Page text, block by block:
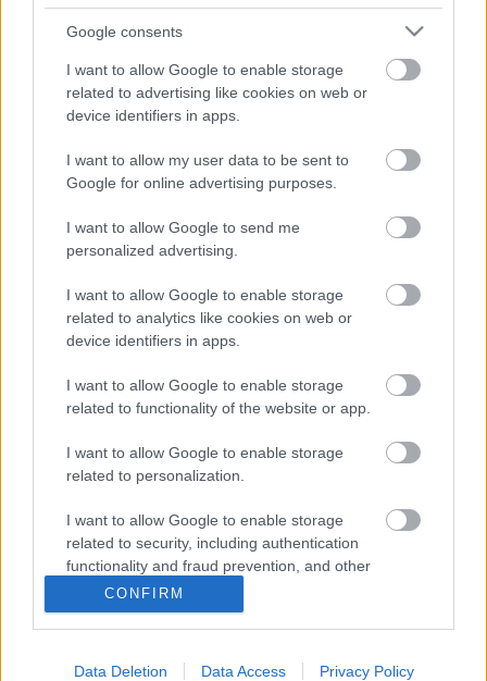
Google consents
I want to allow Google to enable storage
related to advertising like cookies on web or
device identifiers in apps.
I want to allow my user data to be sent to
Google for online advertising purposes.
I want to allow Google to send me
personalized advertising.
I want to allow Google to enable storage
related to analytics like cookies on web or
device identifiers in apps.
I want to allow Google to enable storage
related to functionality of the website or app.
I want to allow Google to enable storage
related to personalization.
I want to allow Google to enable storage
related to security, including authentication
functionality and fraud prevention, and other
user protection.
CONFIRM
Data Deletion Data Access Privacy Policy
„A szövegeimet főleg csendre írom” –
Dupla lemezpremier a Farseers
kollektívától
Rapzene mint megküzdési módszer: két nagylemez
is debütál ma a Farseers Collective gondozásában,
Andrej Egyszerű az élet, valamint Smeci Ezért az
érzésért élünk című albuma. A két mc-producer a
Berlin Hotel Collective kötelékének is kulcsembere,
ezúttal azonban önálló kiadványokkal jelentkeznek.